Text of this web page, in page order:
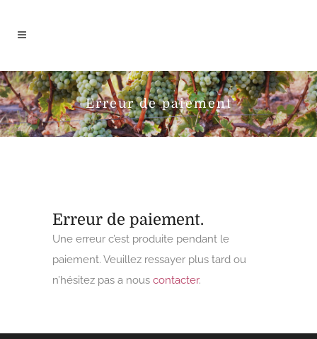
Erreur de paiement
Erreur de paiement.
Une erreur c’est produite pendant le
paiement. Veuillez ressayer plus tard ou
n’hésitez pas a nous contacter.